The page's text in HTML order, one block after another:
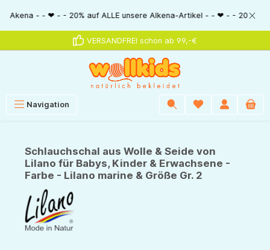
springen
- - ❤ - - 20% auf ALLE unsere Alkena-Artikel - - ❤ - - 20% NUR
VERSANDFREI schon ab 99,-€
Navigation
Schlauchschal aus Wolle & Seide von
Lilano für Babys, Kinder & Erwachsene -
Farbe - Lilano marine & Größe Gr. 2